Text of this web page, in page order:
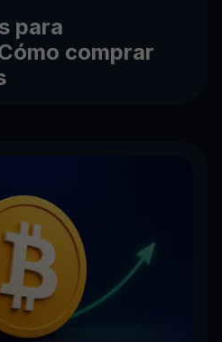
para
comprar